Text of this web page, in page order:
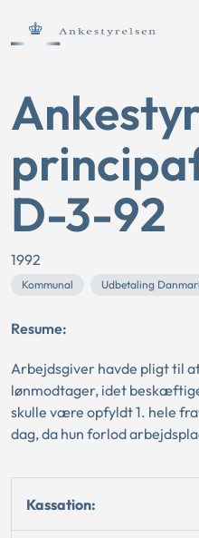
D-3-92
1992
Kommunal Udbetaling
Resume:
Arbejdsgiver havde pligt til
lønmodtager, idet
skulle være opfyldt 1. hele
dag, da hun forlod
Kassation: